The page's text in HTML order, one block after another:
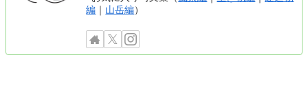
編 ｜ 山岳編）